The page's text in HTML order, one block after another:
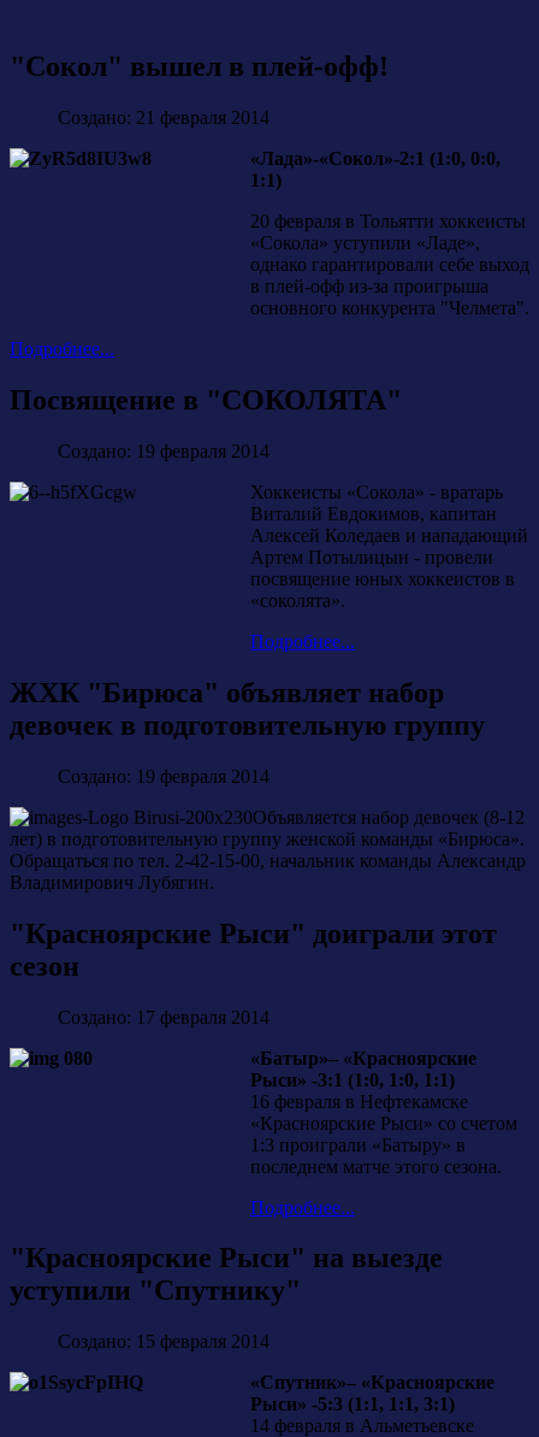
"Сокол" вышел в плей-офф!
Создано: 21 февраля 2014
«Лада»-«Сокол»-2:1 (1:0, 0:0,
1:1)
20 февраля в Тольятти хоккеисты
«Сокола» уступили «Ладе»,
однако гарантировали себе выход
в плей-офф из-за проигрыша
основного конкурента "Челмета".
Подробнее...
Посвящение в "СОКОЛЯТА"
Создано: 19 февраля 2014
Хоккеисты «Сокола» - вратарь
Виталий Евдокимов, капитан
Алексей Коледаев и нападающий
Артем Потылицын - провели
посвящение юных хоккеистов в
«соколята».
Подробнее...
ЖХК "Бирюса" объявляет набор
девочек в подготовительную группу
Создано: 19 февраля 2014
Объявляется набор девочек (8-12
лет) в подготовительную группу женской команды «Бирюса».
Обращаться по тел. 2-42-15-00, начальник команды Александр
Владимирович Лубягин.
"Красноярские Рыси" доиграли этот
сезон
Создано: 17 февраля 2014
«Батыр»– «Красноярские
Рыси» -3:1 (1:0, 1:0, 1:1)
16 февраля в Нефтекамске
«Красноярские Рыси» со счетом
1:3 проиграли «Батыру» в
последнем матче этого сезона.
Подробнее...
"Красноярские Рыси" на выезде
уступили "Спутнику"
Создано: 15 февраля 2014
«Спутник»– «Красноярские
Рыси» -5:3 (1:1, 1:1, 3:1)
14 февраля в Альметьевске